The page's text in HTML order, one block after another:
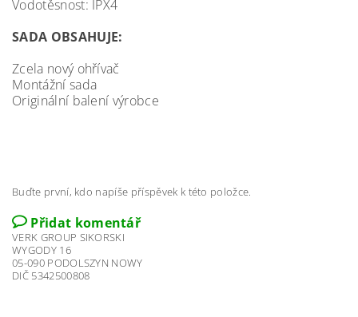
Vodotěsnost: IPX4
SADA OBSAHUJE:
Zcela nový ohřívač
Montážní sada
Originální balení výrobce
Buďte první, kdo napíše příspěvek k této položce.
Přidat komentář
VERK GROUP SIKORSKI
WYGODY 16
05-090 PODOLSZYN NOWY
DIČ 5342500808